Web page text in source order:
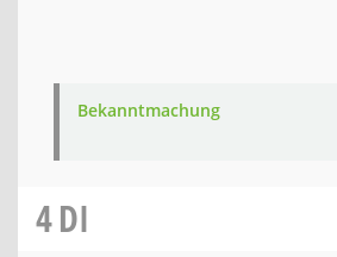
Bekanntmachung
4DI